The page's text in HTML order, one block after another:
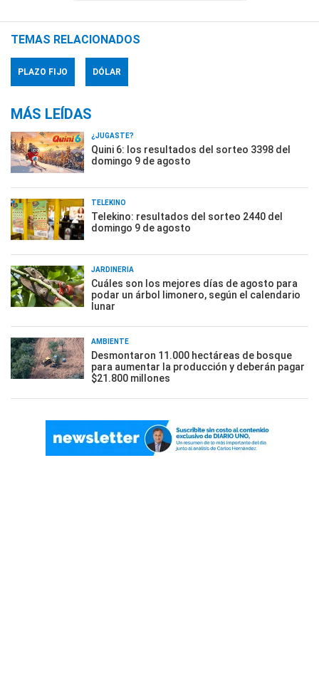
TEMAS RELACIONADOS
PLAZO FIJO DÓLAR
MÁS LEÍDAS
¿JUGASTE?
Quini 6: los resultados del sorteo 3398 del
domingo 9 de agosto
TELEKINO
Telekino: resultados del sorteo 2440 del
domingo 9 de agosto
JARDINERÍA
Cuáles son los mejores días de agosto para
podar un árbol limonero, según el calendario
lunar
AMBIENTE
Desmontaron 11.000 hectáreas de bosque
para aumentar la producción y deberán pagar
$21.800 millones